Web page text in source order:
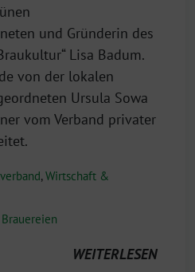
und Gründerin des
Lisa Badum.
von der lokalen
Ursula Sowa
vom Verband privater
,Wirtschaft &
WEITERLESEN